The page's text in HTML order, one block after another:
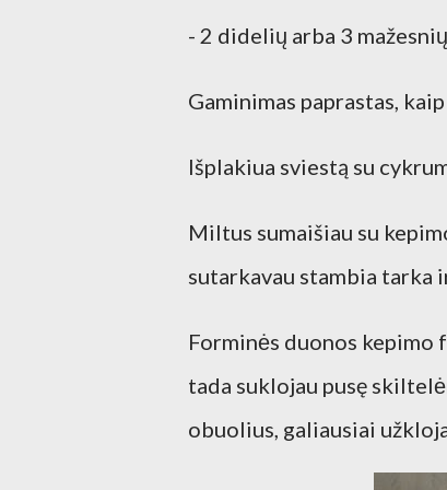
- 2 didelių arba 3
Gaminimas paprastas,
Išplakiua sviestą su
Miltus sumaišiau su
sutarkavau stambia tarka
Forminės duonos
tada suklojau pusę
obuolius, galiausiai